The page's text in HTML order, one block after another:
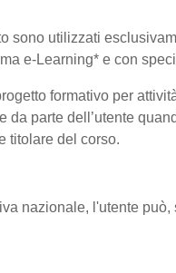
sono utilizzati
e-Learning* e con
formativo per
parte dell’utente
titolare del corso.
nazionale, l'utente